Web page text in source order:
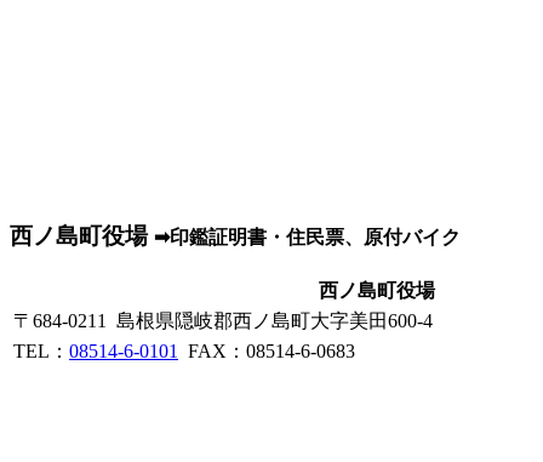
西ノ島町役場 ➡印鑑証明書・住民票、原付バイク
西ノ島町役場
〒684-0211 島根県隠岐郡西ノ島町大字美田600-4
TEL： 08514-6-0101 FAX：08514-6-0683